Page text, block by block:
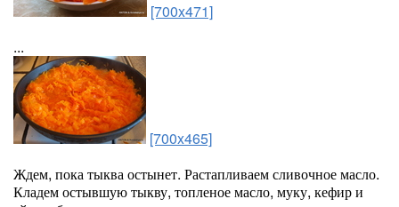
[700x471]
...
[700x465]
Ждем, пока тыква остынет. Растапливаем сливочное масло.
Кладем остывшую тыкву, топленое масло, муку, кефир и